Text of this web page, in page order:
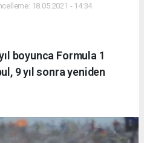
18.05.2021 - 14:34
boyunca Formula 1
9 yıl sonra yeniden